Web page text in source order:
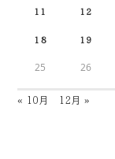
11 12
18 19
25 26
« 10月 12月 »